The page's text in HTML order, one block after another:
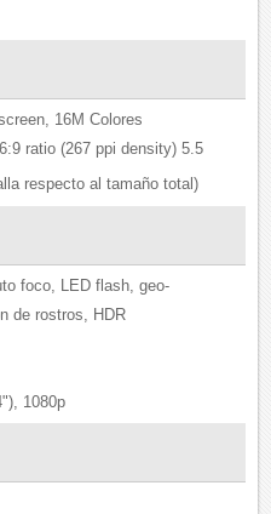
16M Colores
ratio (267 ppi density) 5.5
respecto al tamaño total)
foco, LED flash, geo-
de rostros, HDR
1080p